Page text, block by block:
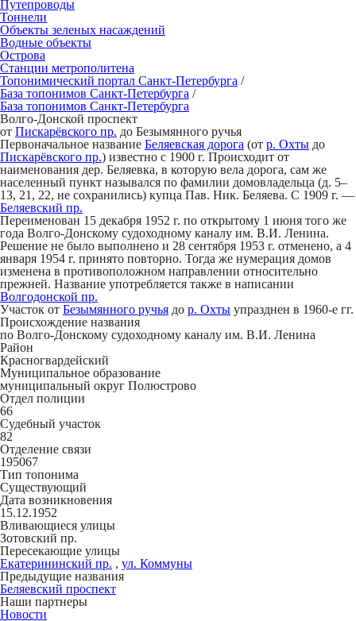
Путепроводы
Тоннели
Объекты зеленых насаждений
Водные объекты
Острова
Станции метрополитена
Топонимический портал Санкт-Петербурга /
База топонимов Санкт-Петербурга /
База топонимов Санкт-Петербурга
Волго-Донской проспект
от Пискарёвского пр. до Безымянного ручья
Первоначальное название Беляевская дорога (от р. Охты до
Пискарёвского пр.) известно с 1900 г. Происходит от
наименования дер. Беляевка, в которую вела дорога, сам же
населенный пункт назывался по фамилии домовладельца (д. 5–
13, 21, 22, не сохранились) купца Пав. Ник. Беляева. С 1909 г. —
Беляевский пр.
Переименован 15 декабря 1952 г. по открытому 1 июня того же
года Волго-Донскому судоходному каналу им. В.И. Ленина.
Решение не было выполнено и 28 сентября 1953 г. отменено, а 4
января 1954 г. принято повторно. Тогда же нумерация домов
изменена в противоположном направлении относительно
прежней. Название употребляется также в написании
Волгодонской пр.
Участок от Безымянного ручья до р. Охты упразднен в 1960-е гг.
Происхождение названия
по Волго-Донскому судоходному каналу им. В.И. Ленина
Район
Красногвардейский
Муниципальное образование
муниципальный округ Полюстрово
Отдел полиции
66
Судебный участок
82
Отделение связи
195067
Тип топонима
Существующий
Дата возникновения
15.12.1952
Вливающиеся улицы
Зотовский пр.
Пересекающие улицы
Екатерининский пр. , ул. Коммуны
Предыдущие названия
Беляевский проспект
Наши партнеры
Новости